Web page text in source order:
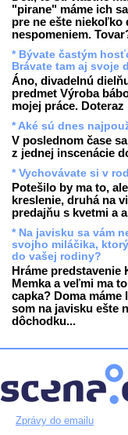
"pirane" máme ich
pre ne ešte niekoľko
nespomeniem.
* Bývate častým
Brávate tam aj svoje
Áno, divadelnú
predmet Výroba
mojej práce.
* Aké sú dnes
V poslednom čase
z jednej inscenácie
* Vychovávate si v
Potešilo by ma to,
kreslenie, druhá na
predajňu s kvetmi a
* Na javisku sa vám
svojho miláčika,
do vašej rodiny?
Hráme predstavenie
Memka a veľmi ma
capka? Doma
som na javisku ešte
dôchodku...
Zprávy do emailu